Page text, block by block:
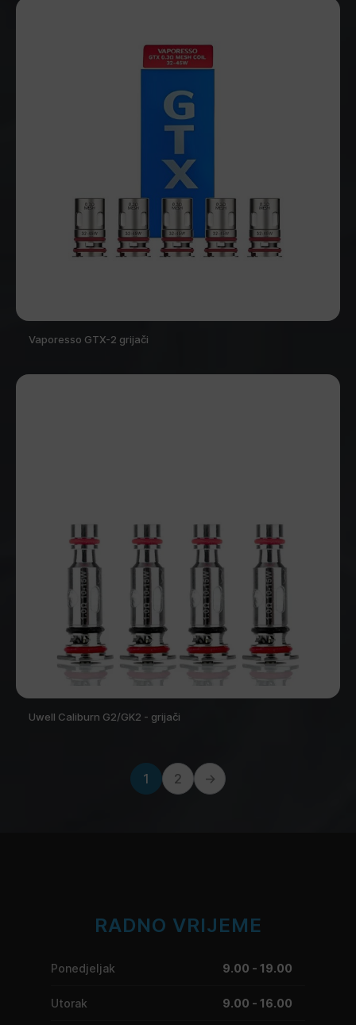
Vaporesso GTX-2 grijači
Uwell Caliburn G2/GK2 - grijači
1 2 →
RADNO VRIJEME
Ponedjeljak 9.00 - 19.00
Utorak 9.00 - 16.00